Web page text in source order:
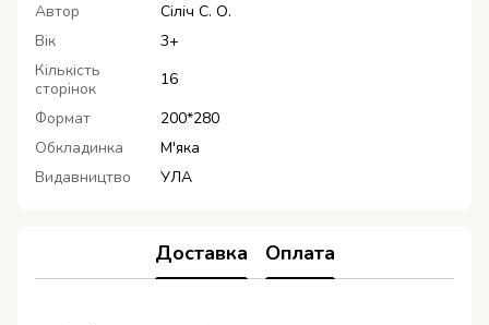
Автор
Сіліч С. О.
Вік
3+
Кількість
сторінок
16
Формат
200*280
Обкладинка
М'яка
Видавництво
УЛА
Доставка Оплата